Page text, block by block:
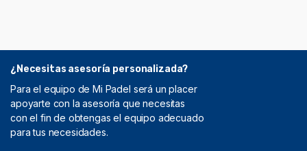
¿Necesitas asesoría personalizada?
Para el equipo de Mi Padel será un placer
apoyarte con la asesoría que necesitas
con el fin de obtengas el equipo adecuado
para tus necesidades.